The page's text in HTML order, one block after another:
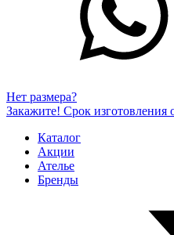
Нет размера?
Закажите! Срок изготовления
Каталог
Акции
Ателье
Бренды